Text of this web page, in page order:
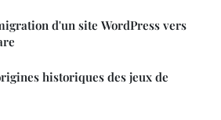
d'un site WordPress vers
historiques des jeux de